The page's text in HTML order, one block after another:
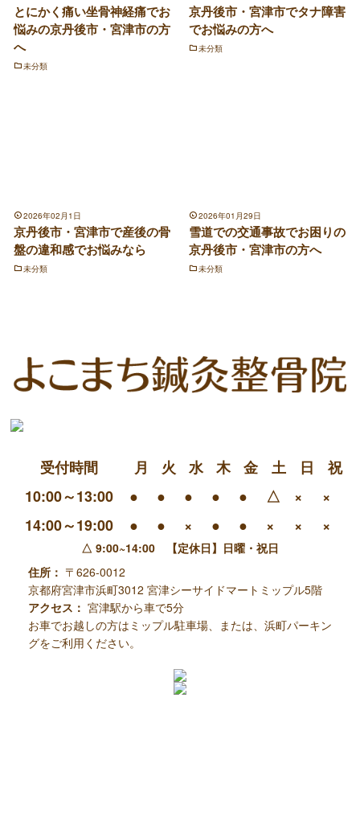
とにかく痛い坐骨神経痛でお
悩みの京丹後市・宮津市の方
へ
未分類
京丹後市・宮津市でタナ障害
でお悩みの方へ
未分類
2026年02月1日
京丹後市・宮津市で産後の骨
盤の違和感でお悩みなら
未分類
2026年01月29日
雪道での交通事故でお困りの
京丹後市・宮津市の方へ
未分類
受付時間 月 火 水 木 金 土 日
祝
10:00～13:00
● ● ● ● ● △ ×
×
14:00～19:00
● ● × ● ● × × ×
△ 9:00~14:00 【定休日】日曜・祝日
住所： 〒626-0012
京都府宮津市浜町3012 宮津シーサイドマートミップル5階
アクセス： 宮津駅から車で5分
お車でお越しの方はミップル駐車場、または、浜町パーキン
グをご利用ください。